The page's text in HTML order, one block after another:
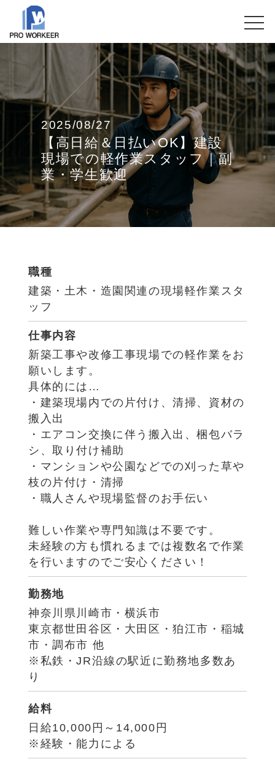
2025/08/27
【高日給＆日払いOK】建設
現場での軽作業スタッフ｜副
業・学生歓迎
職種
建築・土木・造園関連の現場軽作業スタ
ッフ
仕事内容
新築工事や改修工事現場での軽作業をお
願いします。
具体的には…
・建築現場内での片付け、清掃、資材の
搬入出
・エアコン交換に伴う搬入出、梱包バラ
シ、取り付け補助
・マンションや公園などでの刈った草や
枝の片付け・清掃
・職人さんや現場監督のお手伝い
難しい作業や専門知識は不要です。
未経験の方も慣れるまでは複数名で作業
を行いますのでご安心ください！
勤務地
神奈川県川崎市・横浜市
東京都世田谷区・大田区・狛江市・稲城
市・調布市 他
※私鉄・JR沿線の駅近に勤務地多数あ
り
給料
日給10,000円～14,000円
※経験・能力による